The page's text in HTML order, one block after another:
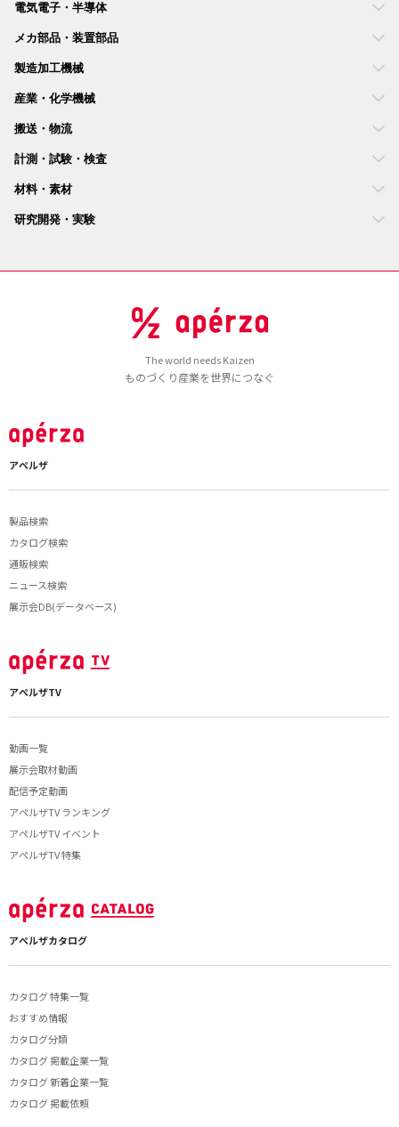
電気電子・半導体
メカ部品・装置部品
製造加工機械
産業・化学機械
搬送・物流
計測・試験・検査
材料・素材
研究開発・実験
The world needs Kaizen
ものづくり産業を世界につなぐ
アペルザ
製品検索
カタログ検索
通販検索
ニュース検索
展示会DB(データベース)
アペルザTV
動画一覧
展示会取材動画
配信予定動画
アペルザTV ランキング
アペルザTV イベント
アペルザTV 特集
アペルザカタログ
カタログ 特集一覧
おすすめ情報
カタログ分類
カタログ 掲載企業一覧
カタログ 新着企業一覧
カタログ 掲載依頼